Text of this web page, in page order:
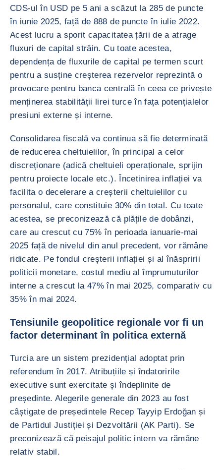
CDS-ul în USD pe 5 ani a scăzut la 285 de puncte
în iunie 2025, față de 888 de puncte în iulie 2022.
Acest lucru a sporit capacitatea țării de a atrage
fluxuri de capital străin. Cu toate acestea,
dependența de fluxurile de capital pe termen scurt
pentru a susține creșterea rezervelor reprezintă o
provocare pentru banca centrală în ceea ce privește
menținerea stabilității lirei turce în fața potențialelor
presiuni externe și interne.
Consolidarea fiscală va continua să fie determinată
de reducerea cheltuielilor, în principal a celor
discreționare (adică cheltuieli operaționale, sprijin
pentru proiecte locale etc.). Încetinirea inflației va
facilita o decelerare a creșterii cheltuielilor cu
personalul, care constituie 30% din total. Cu toate
acestea, se preconizează că plățile de dobânzi,
care au crescut cu 75% în perioada ianuarie-mai
2025 față de nivelul din anul precedent, vor rămâne
ridicate. Pe fondul creșterii inflației și al înăspririi
politicii monetare, costul mediu al împrumuturilor
interne a crescut la 47% în mai 2025, comparativ cu
35% în mai 2024.
Tensiunile geopolitice regionale vor fi un
factor determinant în politica externă
Turcia are un sistem prezidențial adoptat prin
referendum în 2017. Atribuțiile și îndatoririle
executive sunt exercitate și îndeplinite de
președinte. Alegerile generale din 2023 au fost
câștigate de președintele Recep Tayyip Erdoğan și
de Partidul Justiției și Dezvoltării (AK Parti). Se
preconizează că peisajul politic intern va rămâne
relativ stabil.